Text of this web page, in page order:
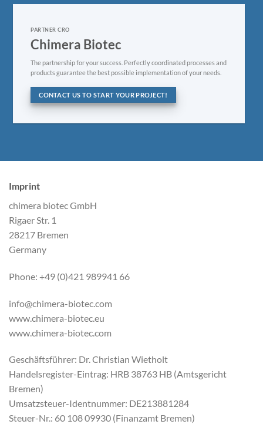
PARTNER CRO
Chimera Biotec
The partnership for your success. Perfectly coordinated processes and
products guarantee the best possible implementation of your needs.
CONTACT US TO START YOUR PROJECT!
Imprint
chimera biotec GmbH
Rigaer Str. 1
28217 Bremen
Germany
Phone: +49 (0)421 989941 66
info@chimera-biotec.com
www.chimera-biotec.eu
www.chimera-biotec.com
Geschäftsführer: Dr. Christian Wietholt
Handelsregister-Eintrag: HRB 38763 HB (Amtsgericht
Bremen)
Umsatzsteuer-Identnummer: DE213881284
Steuer-Nr.: 60 108 09930 (Finanzamt Bremen)